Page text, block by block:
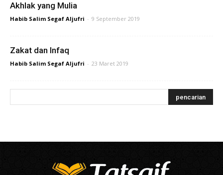
Akhlak yang Mulia
Habib Salim Segaf Aljufri - 9 September 2019
Zakat dan Infaq
Habib Salim Segaf Aljufri - 23 Maret 2019